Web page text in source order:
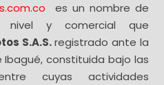
es un nombre de
nivel y comercial que
S.A.S.registrado ante la
constituida bajo las
cuyas actividades